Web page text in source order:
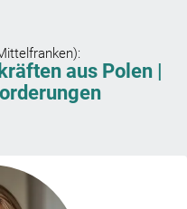
:
aus Polen |